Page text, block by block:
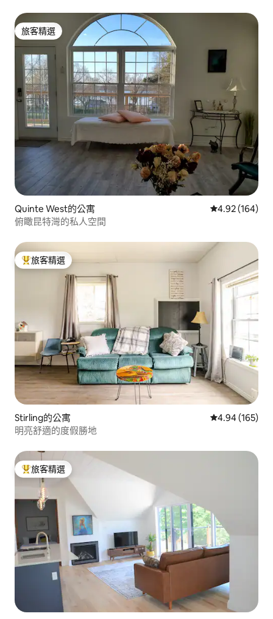
旅客精選
旅客精選
Quinte West的公寓 從 164 則評價
4.92 (164)
俯瞰昆特灣的私人空間
旅客精選榜首
旅客精選
Stirling的公寓 從 165 則評價
4.94 (165)
明亮舒適的度假勝地
旅客精選榜首
旅客精選